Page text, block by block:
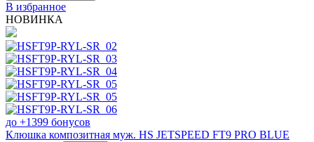
В избранное
НОВИНКА
до +1399 бонусов
Клюшка композитная муж. HS JETSPEED FT9 PRO BLUE